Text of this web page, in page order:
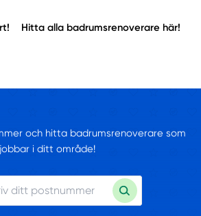
Hitta alla badrumsrenoverare här!
och hitta badrumsrenoverare som
jobbar i ditt område!